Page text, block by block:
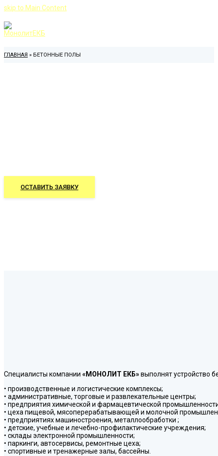
skip to Main Content
ГЛАВНАЯ » БЕТОННЫЕ ПОЛЫ
ОСТАВИТЬ ЗАЯВКУ
Специалисты компании «МОНОЛИТ ЕКБ»выполнят устройство
• производственные и логистические комплексы;
• административные, торговые и развлекательные центры;
• предприятия химической и фармацевтической
• цеха пищевой, мясоперерабатывающей и молочной
• предприятиях машиностроения, металлообработки ;
• детские, учебные и лечебно-профилактические учреждения;
• склады электронной промышленности;
• паркинги, автосервисы, ремонтные цеха;
• спортивные и тренажерные залы, бассейны.